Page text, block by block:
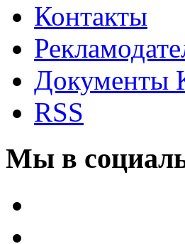
Контакты
Документы
RSS
Мы в